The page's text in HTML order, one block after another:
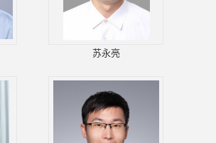
苏永亮